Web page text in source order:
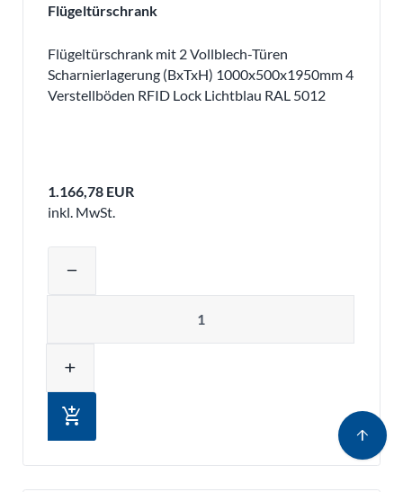
Flügeltürschrank
Flügeltürschrank mit 2 Vollblech-Türen
Scharnierlagerung (BxTxH) 1000x500x1950mm 4
Verstellböden RFID Lock Lichtblau RAL 5012
1.166,78 EUR
inkl. MwSt.
remove
add
add_shopping_cart
arrow_upward